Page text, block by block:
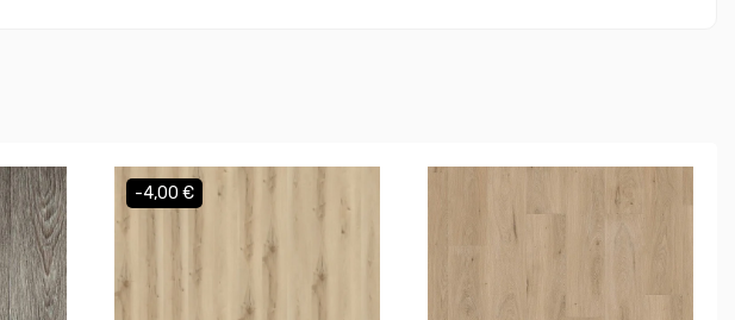
-4,00 €